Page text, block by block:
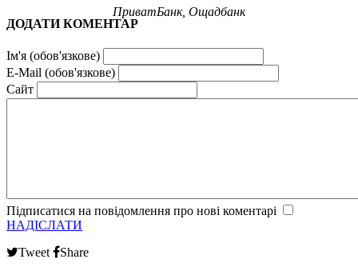
ПриватБанк, Ощадбанк
ДОДАТИ КОМЕНТАР
Ім'я (обов'язкове)
E-Mail (обов'язкове)
Сайт
Підписатися на повідомлення про нові коментарі
НАДІСЛАТИ
Tweet
Share